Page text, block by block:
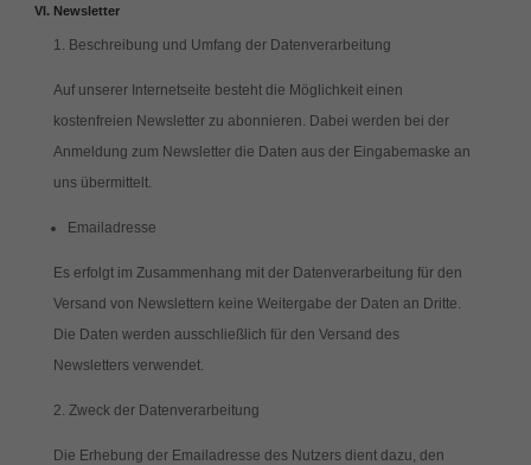
Newsletter
1. Beschreibung und Umfang der Datenverarbeitung
Auf unserer Internetseite besteht die Möglichkeit einen
kostenfreien Newsletter zu abonnieren. Dabei werden bei der
Anmeldung zum Newsletter die Daten aus der Eingabemaske an
uns übermittelt.
Emailadresse
Es erfolgt im Zusammenhang mit der Datenverarbeitung für den
Versand von Newslettern keine Weitergabe der Daten an Dritte.
Die Daten werden ausschließlich für den Versand des
Newsletters verwendet.
2. Zweck der Datenverarbeitung
Die Erhebung der Emailadresse des Nutzers dient dazu, den